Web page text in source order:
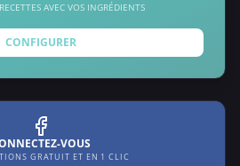
AVEC VOS INGRÉDIENTS
CONFIGURER
VOUS
GRATUIT ET EN 1 CLIC